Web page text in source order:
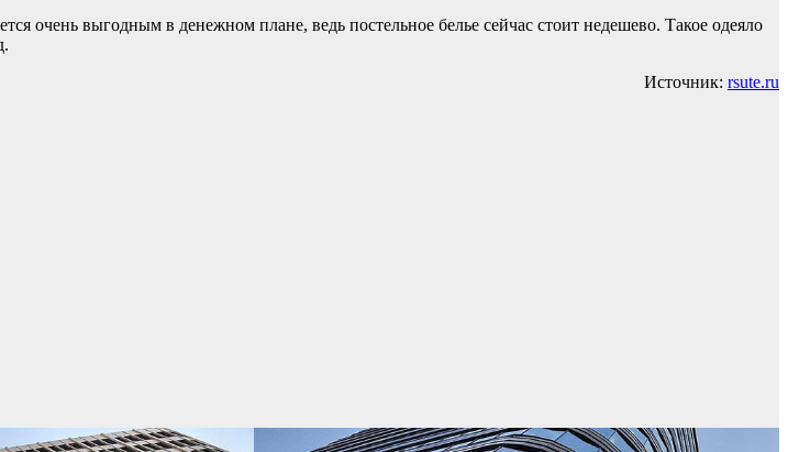
очень выгодным в денежном плане, ведь постельное белье сейчас стоит недешево. Такое одеяло
Источник: rsute.ru